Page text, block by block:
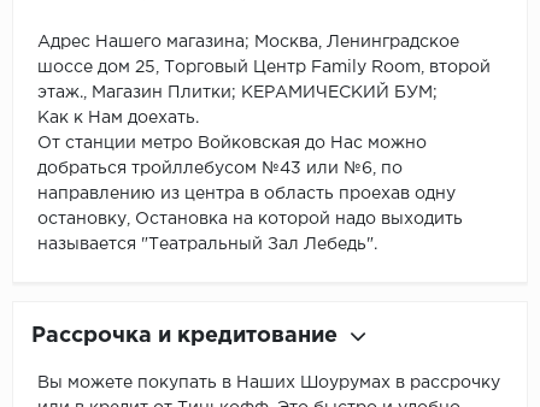
Адрес Нашего магазина; Москва, Ленинградское
шоссе дом 25, Торговый Центр Family Room, второй
этаж., Магазин Плитки; КЕРАМИЧЕСКИЙ БУМ;
Как к Нам доехать.
От станции метро Войковская до Нас можно
добраться тройллебусом №43 или №6, по
направлению из центра в область проехав одну
остановку, Остановка на которой надо выходить
называется "Театральный Зал Лебедь".
Рассрочка и кредитование
Вы можете покупать в Наших Шоурумах в рассрочку